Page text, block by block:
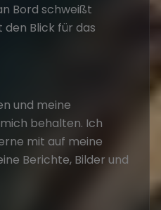
Bord schweißt
Blick für das
und meine
behalten. Ich
mit auf meine
Berichte, Bilder und